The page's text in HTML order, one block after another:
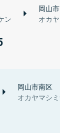
ン
岡山市
オカ
岡山市南区
オカヤマシ